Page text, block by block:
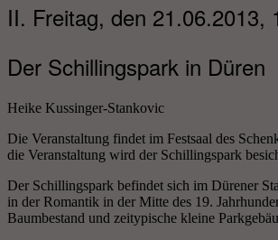
II. Freitag, den 21.06.2013,
Der Schillingspark in Düren
Heike Kussinger-Stankovic
Die Veranstaltung findet im Festsaal des
die Veranstaltung wird der Schillingspark
Der Schillingspark befindet sich im Dürener
in der Romantik in der Mitte des 19.
Baumbestand und zeitypische kleine